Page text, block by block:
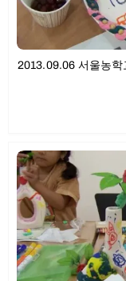
2013.09.06 서울농학